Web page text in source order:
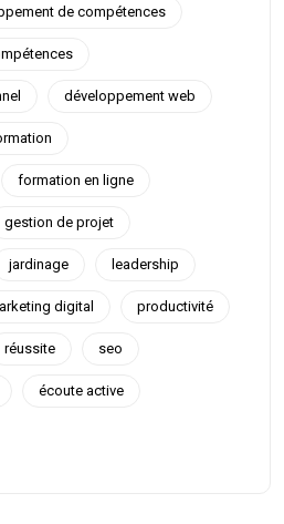
de compétences
développement web
formation en ligne
gestion de projet
jardinage leadership
digital productivité
réussite seo
écoute active